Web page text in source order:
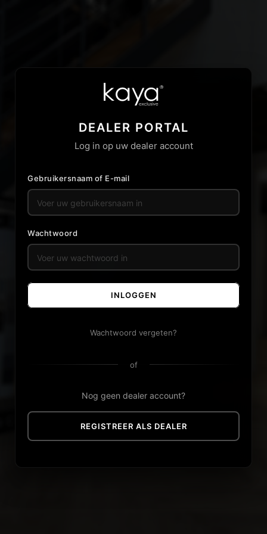
DEALER PORTAL
Log in op uw dealer account
Gebruikersnaam of E-mail
Wachtwoord
INLOGGEN
Wachtwoord vergeten?
of
Nog geen dealer account?
REGISTREER ALS DEALER